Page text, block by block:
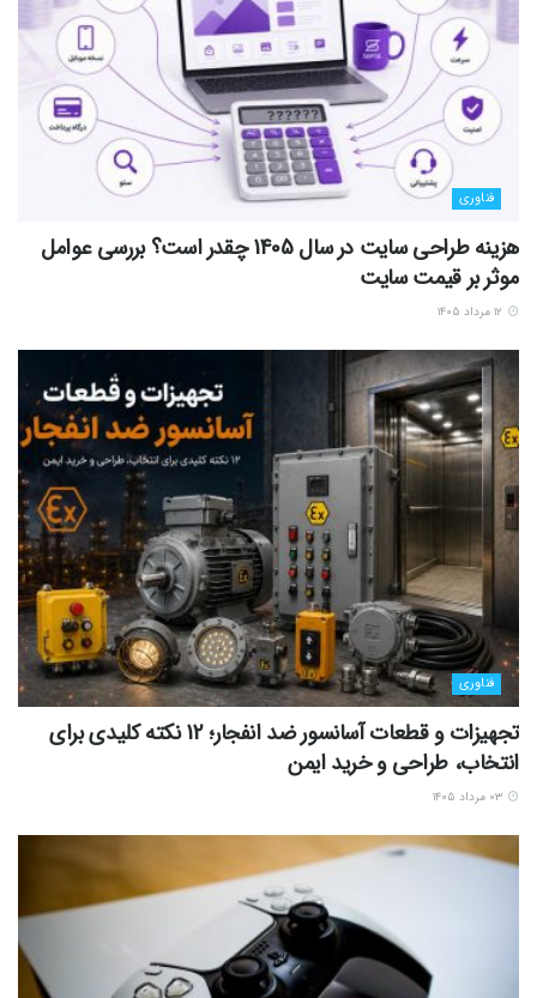
فناوری
هزینه طراحی سایت در سال 1405 چقدر است؟ بررسی عوامل
موثر بر قیمت سایت
فناوری
تجهیزات و قطعات آسانسور ضد انفجار؛ 12 نکته کلیدی برای
انتخاب، طراحی و خرید ایمن